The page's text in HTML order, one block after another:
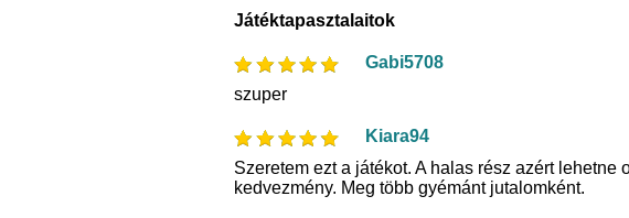
Játéktapasztalaitok
Gabi5708
szuper
Kiara94
Szeretem ezt a játékot. A halas rész azért lehetne
kedvezmény. Meg több gyémánt jutalomként.